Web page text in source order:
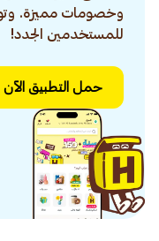
وخصومات مميزة.
للمستخدمين الجدد!
حمل التطبيق الآن